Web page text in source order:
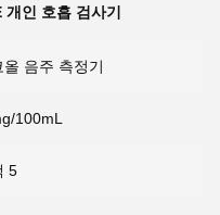
개인 호흡 검사기
음주 측정기
100mL
5